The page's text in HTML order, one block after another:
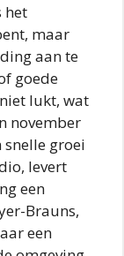
het
maar
aan te
goede
lukt, wat
november
groei
levert
een
Brauns,
een